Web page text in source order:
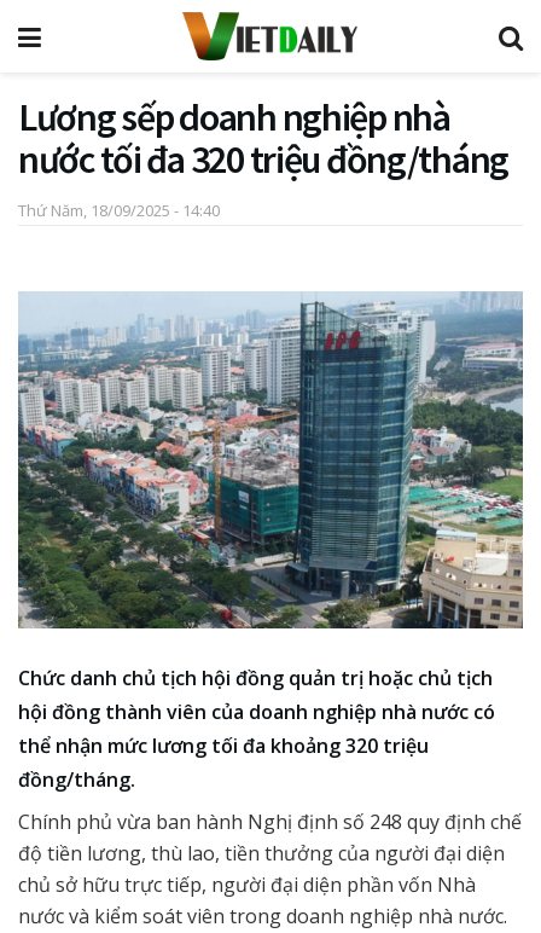
Lương sếp doanh nghiệp nhà
nước tối đa 320 triệu đồng/tháng
Thứ Năm, 18/09/2025 - 14:40
Chức danh chủ tịch hội đồng quản trị hoặc chủ tịch
hội đồng thành viên của doanh nghiệp nhà nước có
thể nhận mức lương tối đa khoảng 320 triệu
đồng/tháng.
Chính phủ vừa ban hành Nghị định số 248 quy định chế
độ tiền lương, thù lao, tiền thưởng của người đại diện
chủ sở hữu trực tiếp, người đại diện phần vốn Nhà
nước và kiểm soát viên trong doanh nghiệp nhà nước.